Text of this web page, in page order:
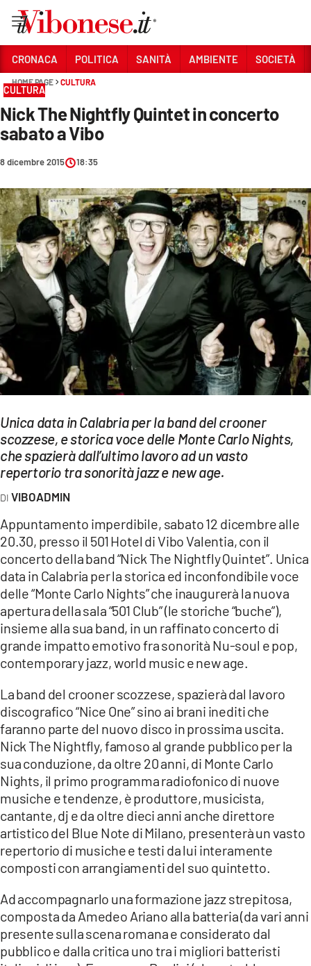
Sezioni
CRONACA
POLITICA
SANITÀ
AMBIENTE
SOCIETÀ
CULTURA
ECONOMIA E LAVORO
Streaming
LAC NETWORK
LAC ONAIR
Network
LACPLAY.IT
LACTV.IT
LACONAIR.IT
LACITYMAG.IT
ILREGGINO.IT
COSENZACHANNEL.IT
ILVIBONESE.IT
CATANZAROCHANNEL.IT
LACAPITALENEWS.IT
App
ANDROID
CRONACA POLITICA SANITÀ AMBIENTE SOCIETÀ
HOME PAGE CULTURA
CULTURA
Nick The Nightfly Quintet in concerto
sabato a Vibo
8 dicembre 2015 18:35
Unica data in Calabria per la band del crooner
scozzese, e storica voce delle Monte Carlo Nights,
che spazierà dall’ultimo lavoro ad un vasto
repertorio tra sonorità jazz e new age.
VIBOADMIN
Appuntamento imperdibile, sabato 12 dicembre alle
20.30, presso il 501 Hotel di Vibo Valentia, con il
concerto della band “Nick The Nightfly Quintet”. Unica
data in Calabria per la storica ed inconfondibile voce
delle “Monte Carlo Nights” che inaugurerà la nuova
apertura della sala “501 Club” (le storiche “buche”),
insieme alla sua band, in un raffinato concerto di
grande impatto emotivo fra sonorità Nu-soul e pop,
contemporary jazz, world music e new age.
La band del crooner scozzese, spazierà dal lavoro
discografico “Nice One” sino ai brani inediti che
faranno parte del nuovo disco in prossima uscita.
Nick The Nightfly, famoso al grande pubblico per la
sua conduzione, da oltre 20 anni, di Monte Carlo
Nights, il primo programma radiofonico di nuove
musiche e tendenze, è produttore, musicista,
cantante, dj e da oltre dieci anni anche direttore
artistico del Blue Note di Milano, presenterà un vasto
repertorio di musiche e testi da lui interamente
composti con arrangiamenti del suo quintetto.
Ad accompagnarlo una formazione jazz strepitosa,
composta da Amedeo Ariano alla batteria (da vari anni
presente sulla scena romana e considerato dal
pubblico e dalla critica uno tra i migliori batteristi